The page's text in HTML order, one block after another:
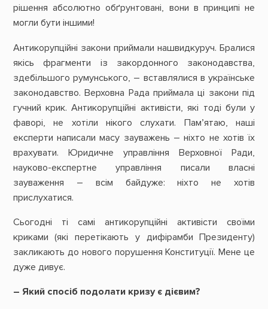
рішення абсолютно обґрунтовані, вони в принципі не
могли бути іншими!
Антикорупційні закони приймали нашвидкуруч. Бралися
якісь фрагменти із закордонного законодавства,
здебільшого румунського, – вставлялися в українське
законодавство. Верховна Рада приймала ці закони під
гучний крик. Антикорупційні активісти, які тоді були у
фаворі, не хотіли нікого слухати. Пам’ятаю, наші
експерти написали масу зауважень – ніхто не хотів їх
врахувати. Юридичне управління Верховної Ради,
науково-експертне управління писали власні
зауваження – всім байдуже: ніхто не хотів
прислухатися.
Сьогодні ті самі антикорупційні активісти своїми
криками (які перетікають у дифірамби Президенту)
закликають до нового порушення Конституції. Мене це
дуже дивує.
– Який спосіб подолати кризу є дієвим?